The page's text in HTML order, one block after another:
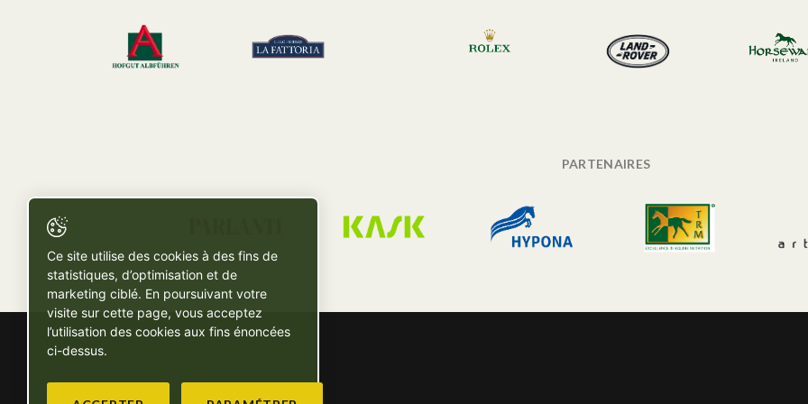
PARTENAIRES
Ce site utilise des cookies à des fins de
statistiques, d’optimisation et de
marketing ciblé. En poursuivant votre
visite sur cette page, vous acceptez
l’utilisation des cookies aux fins énoncées
ci-dessus.